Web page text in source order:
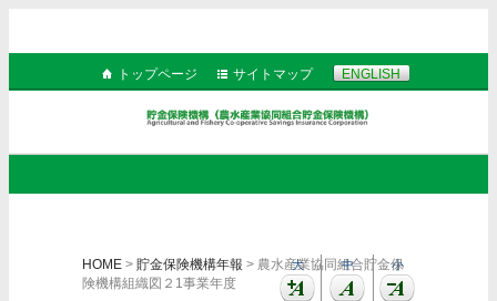
トップページ サイトマップ ENGLISH
HOME > 貯金保険機構年報 > 農水産業協同組合貯金保
険機構組織図２1事業年度
大 中 小